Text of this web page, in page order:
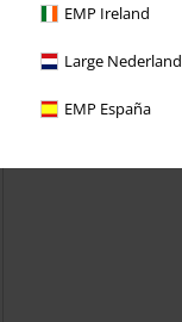
EMP Ireland
Large Nederland
EMP España